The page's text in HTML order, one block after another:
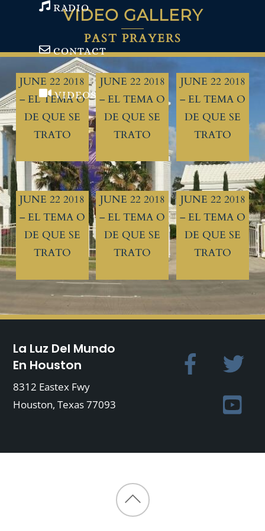
RADIO
CONTACT
VIDEOS
VIDEO GALLERY
PAST PRAYERS
JUNE 22 2018
– EL TEMA O
DE QUE SE
TRATO
JUNE 22 2018
– EL TEMA O
DE QUE SE
TRATO
JUNE 22 2018
– EL TEMA O
DE QUE SE
TRATO
JUNE 22 2018
– EL TEMA O
DE QUE SE
TRATO
JUNE 22 2018
– EL TEMA O
DE QUE SE
TRATO
JUNE 22 2018
– EL TEMA O
DE QUE SE
TRATO
La Luz Del Mundo
En Houston
8312 Eastex Fwy
Houston, Texas 77093
Back